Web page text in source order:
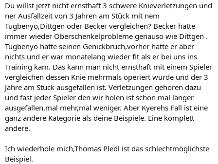
Du willst jetzt nicht ernsthaft 3 schwere Knieverletzungen und
ner Ausfallzeit von 3 Jahren am Stück mit nem
Tugbenyo,Dittgen oder Becker vergleichen? Becker hatte
immer wieder Oberschenkelprobleme genauso wie Dittgen .
Tugbenyo hatte seinen Genickbruch,vorher hatte er aber
nichts und er war monatelang wieder fit als er bei uns ins
Training kam. Das kann man nicht ernsthaft mit einem Spieler
vergleichen dessen Knie mehrmals operiert wurde und der 3
Jahre am Stück ausgefallen ist. Verletzungen gehören dazu
und fast jeder Spieler den wir holen ist schon mal länger
ausgefallen,mal mehr,mal weniger. Aber Kyerehs Fall ist eine
ganz andere Kategorie als deine Beispiele. Eine komplett
andere.
Ich wiederhole mich,Thomas Pledl ist das schlechtmöglichste
Beispiel.